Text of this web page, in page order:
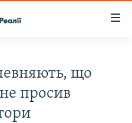
що
просив